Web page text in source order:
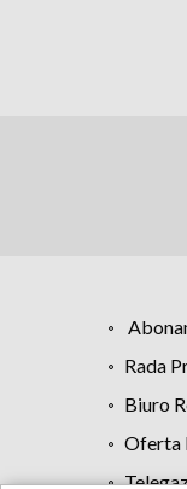
Rada
Biuro
Oferta